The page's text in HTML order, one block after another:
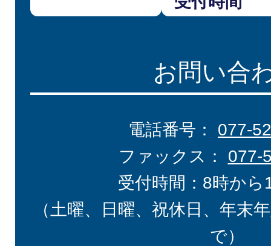
お問い合
電話番号： 077-
ファックス： 077-
受付時間：8時から
（土曜、日曜、祝休日、年末
で）